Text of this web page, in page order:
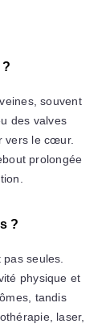
souvent
des valves
vers le cœur.
prolongée
?
seules.
physique et
tandis
laser,